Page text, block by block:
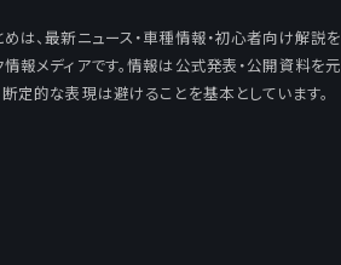
めは、最新ニュース・車種情報・初心者向け解説を
報メディアです。情報は公式発表・公開資料を元
断定的な表現は避けることを基本としています。